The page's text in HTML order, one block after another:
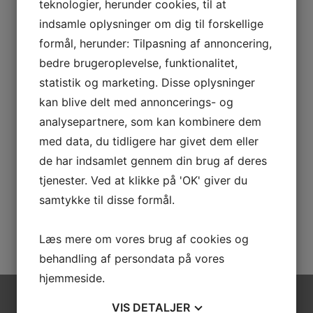
Kontakt os for mulighederne
Navn*
Telefon *
E-mail*
Hvor mange skal rejse *
teknologier, herunder cookies, til at
indsamle oplysninger om dig til forskellige
formål, herunder: Tilpasning af annoncering,
bedre brugeroplevelse, funktionalitet,
statistik og marketing. Disse oplysninger
kan blive delt med annoncerings- og
analysepartnere, som kan kombinere dem
med data, du tidligere har givet dem eller
de har indsamlet gennem din brug af deres
tjenester. Ved at klikke på 'OK' giver du
samtykke til disse formål.
Læs mere om vores brug af cookies og
behandling af persondata på vores
hjemmeside.
VIS DETALJER